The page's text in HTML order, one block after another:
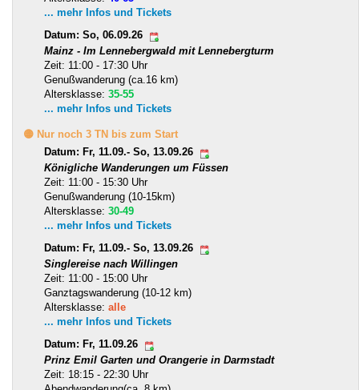
... mehr Infos und Tickets
Datum: So, 06.09.26
Mainz - Im Lennebergwald mit Lennebergturm
Zeit: 11:00 - 17:30 Uhr
Genußwanderung (ca.16 km)
Altersklasse: 35-55
... mehr Infos und Tickets
🟡 Nur noch 3 TN bis zum Start
Datum: Fr, 11.09.- So, 13.09.26
Königliche Wanderungen um Füssen
Zeit: 11:00 - 15:30 Uhr
Genußwanderung (10-15km)
Altersklasse: 30-49
... mehr Infos und Tickets
Datum: Fr, 11.09.- So, 13.09.26
Singlereise nach Willingen
Zeit: 11:00 - 15:00 Uhr
Ganztagswanderung (10-12 km)
Altersklasse: alle
... mehr Infos und Tickets
Datum: Fr, 11.09.26
Prinz Emil Garten und Orangerie in Darmstadt
Zeit: 18:15 - 22:30 Uhr